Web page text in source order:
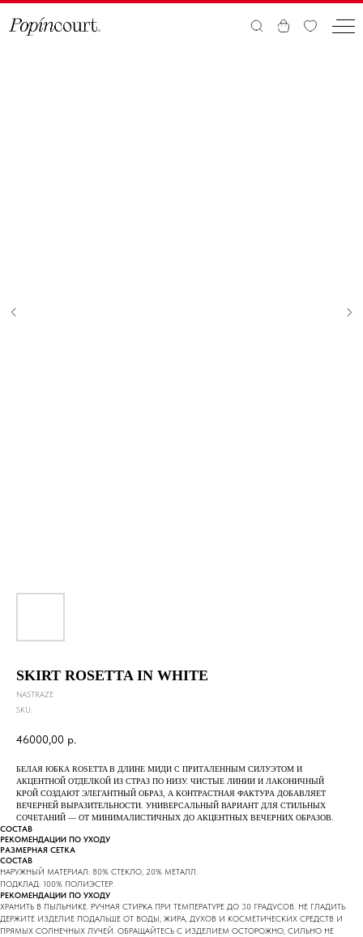
SKIRT ROSETTA IN WHITE
NASTRAZE
SKU:
46000,00 р.
БЕЛАЯ ЮБКА ROSETTA В ДЛИНЕ МИДИ С ПРИТАЛЕННЫМ СИЛУЭТОМ И
АКЦЕНТНОЙ ОТДЕЛКОЙ ИЗ СТРАЗ ПО НИЗУ. ЧИСТЫЕ ЛИНИИ И ЛАКОНИЧНЫЙ
КРОЙ СОЗДАЮТ ЭЛЕГАНТНЫЙ ОБРАЗ, А КОНТРАСТНАЯ ФАКТУРА ДОБАВЛЯЕТ
ВЕЧЕРНЕЙ ВЫРАЗИТЕЛЬНОСТИ. УНИВЕРСАЛЬНЫЙ ВАРИАНТ ДЛЯ СТИЛЬНЫХ
СОЧЕТАНИЙ — ОТ МИНИМАЛИСТИЧНЫХ ДО АКЦЕНТНЫХ ВЕЧЕРНИХ ОБРАЗОВ.
СОСТАВ
РЕКОМЕНДАЦИИ ПО УХОДУ
РАЗМЕРНАЯ СЕТКА
СОСТАВ
НАРУЖНЫЙ МАТЕРИАЛ: 80% СТЕКЛО, 20% МЕТАЛЛ.
ПОДКЛАД: 100% ПОЛИЭСТЕР.
РЕКОМЕНДАЦИИ ПО УХОДУ
ХРАНИТЬ В ПЫЛЬНИКЕ. РУЧНАЯ СТИРКА ПРИ ТЕМПЕРАТУРЕ ДО 30 ГРАДУСОВ. НЕ ГЛАДИТЬ.
ДЕРЖИТЕ ИЗДЕЛИЕ ПОДАЛЬШЕ ОТ ВОДЫ, ЖИРА, ДУХОВ И КОСМЕТИЧЕСКИХ СРЕДСТВ И
ПРЯМЫХ СОЛНЕЧНЫХ ЛУЧЕЙ. ОБРАЩАЙТЕСЬ С ИЗДЕЛИЕМ ОСТОРОЖНО, СИЛЬНО НЕ